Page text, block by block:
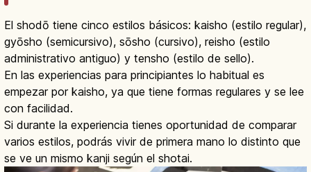
El shodō tiene cinco estilos básicos: kaisho (estilo regular),
gyōsho (semicursivo), sōsho (cursivo), reisho (estilo
administrativo antiguo) y tensho (estilo de sello).
En las experiencias para principiantes lo habitual es
empezar por kaisho, ya que tiene formas regulares y se lee
con facilidad.
Si durante la experiencia tienes oportunidad de comparar
varios estilos, podrás vivir de primera mano lo distinto que
se ve un mismo kanji según el shotai.